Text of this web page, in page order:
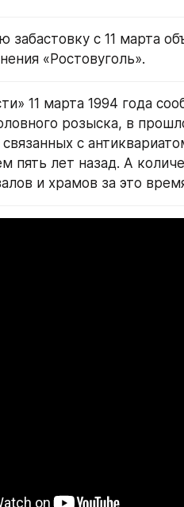
забастовку с 11 марта
«Ростовуголь».
11 марта 1994 года
розыска, в
с
пять лет назад. А
и храмов за это